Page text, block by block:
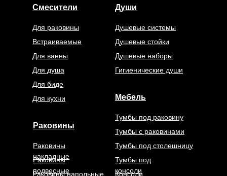
Смесители Души
Душевые системы
Душевые наборы
Гигиенические души
Встраиваемые
Для биде
Для ванны
Для душа
Для раковины
Для кухни Мебель
Душевые стойки
Раковины
подвесные
Раковины
накладные
Раковины
Тумбы под раковину
Раковины напольные
Тумбы с раковинами
Тумбы под столешницу
Тумбы под
консоли
Консоли